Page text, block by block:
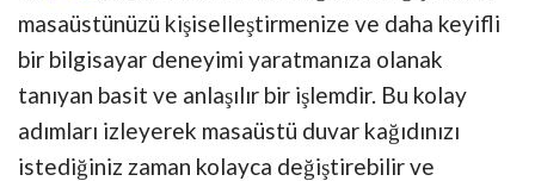
masaüstünüzü kişiselleştirmenize ve daha keyifli
bir bilgisayar deneyimi yaratmanıza olanak
tanıyan basit ve anlaşılır bir işlemdir. Bu kolay
adımları izleyerek masaüstü duvar kağıdınızı
istediğiniz zaman kolayca değiştirebilir ve